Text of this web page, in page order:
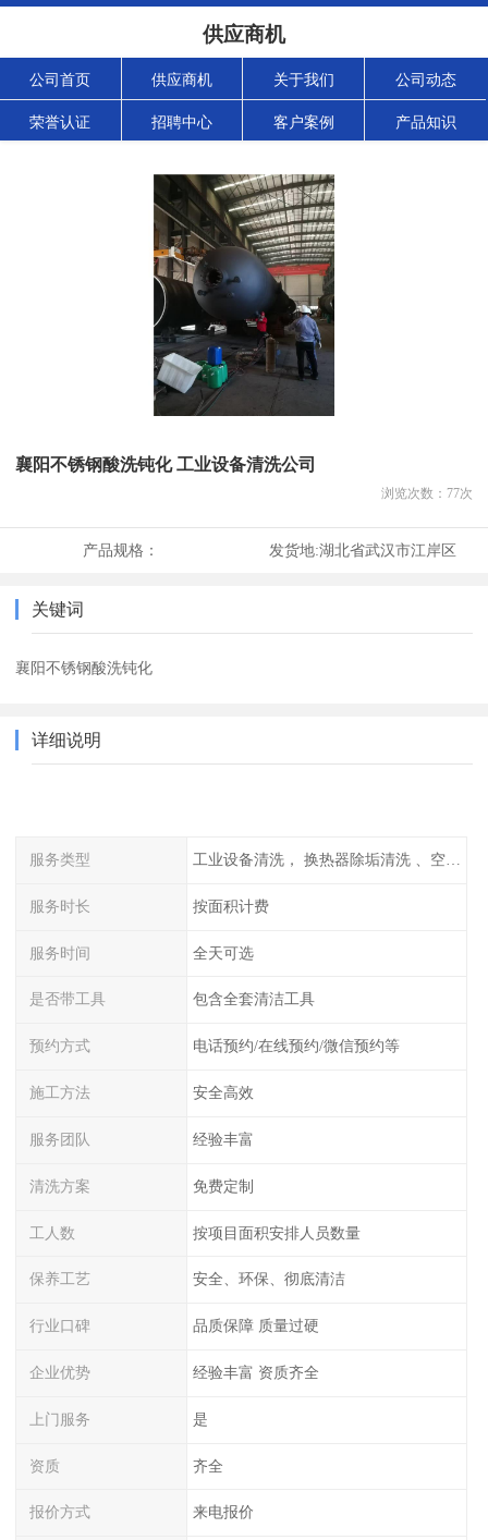
供应商机
公司首页 供应商机 关于我们 公司动态
荣誉认证 招聘中心 客户案例 产品知识
襄阳不锈钢酸洗钝化 工业设备清洗公司
浏览次数： 77次
产品规格： 发货地:湖北省武汉市江岸区
关键词
襄阳不锈钢酸洗钝化
详细说明
服务类型 工业设备清洗， 换热器除垢清洗 、空调清洗等
服务时长 按面积计费
服务时间 全天可选
是否带工具 包含全套清洁工具
预约方式 电话预约/在线预约/微信预约等
施工方法 安全高效
服务团队 经验丰富
清洗方案 免费定制
工人数 按项目面积安排人员数量
保养工艺 安全、环保、彻底清洁
行业口碑 品质保障 质量过硬
企业优势 经验丰富 资质齐全
上门服务 是
资质 齐全
报价方式 来电报价